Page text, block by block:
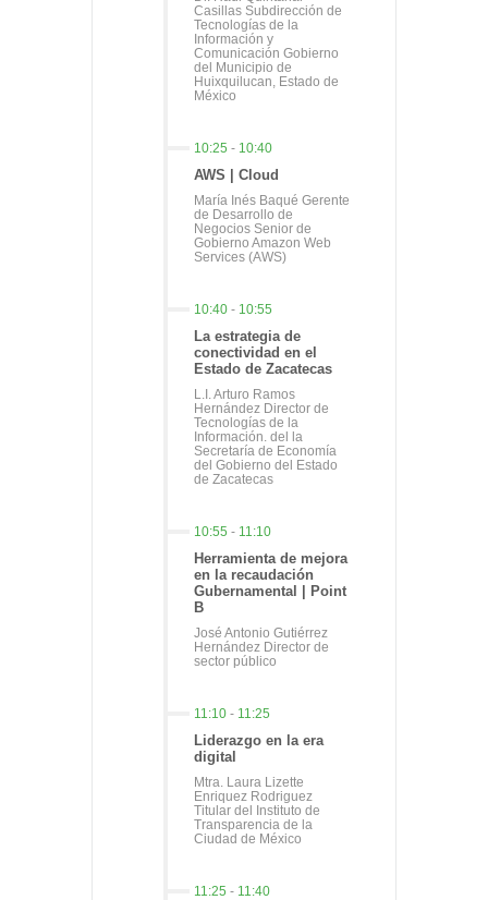
Casillas Subdirección de
Tecnologías de la
Información y
Comunicación Gobierno
del Municipio de
Huixquilucan, Estado de
México
10:25 - 10:40
AWS | Cloud
María Inés Baqué Gerente
de Desarrollo de
Negocios Senior de
Gobierno Amazon Web
Services (AWS)
10:40 - 10:55
La estrategia de
conectividad en el
Estado de Zacatecas
L.I. Arturo Ramos
Hernández Director de
Tecnologías de la
Información. del la
Secretaría de Economía
del Gobierno del Estado
de Zacatecas
10:55 - 11:10
Herramienta de mejora
en la recaudación
Gubernamental | Point
B
José Antonio Gutiérrez
Hernández Director de
sector público
11:10 - 11:25
Liderazgo en la era
digital
Mtra. Laura Lizette
Enriquez Rodriguez
Titular del Instituto de
Transparencia de la
Ciudad de México
11:25 - 11:40